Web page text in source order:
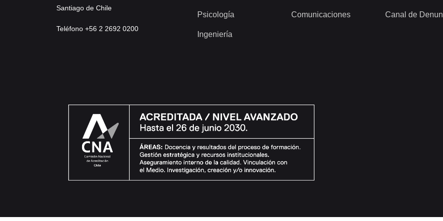
Santiago de Chile
Teléfono +56 2 2692 0200
Psicología
Ingeniería
Comunicaciones Canal de